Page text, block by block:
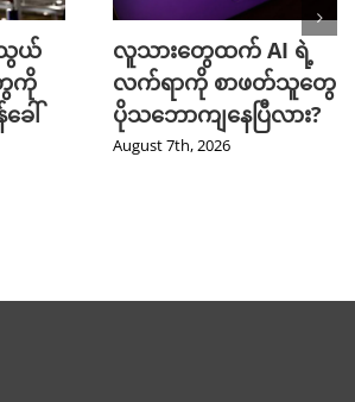
ယ်
ေကို
ေါ်
လူသားတွေထက် AI ရဲ့
လက်ရာကို စာဖတ်သူတွေ
ပိုသဘောကျနေပြီလား?
August 7th, 2026